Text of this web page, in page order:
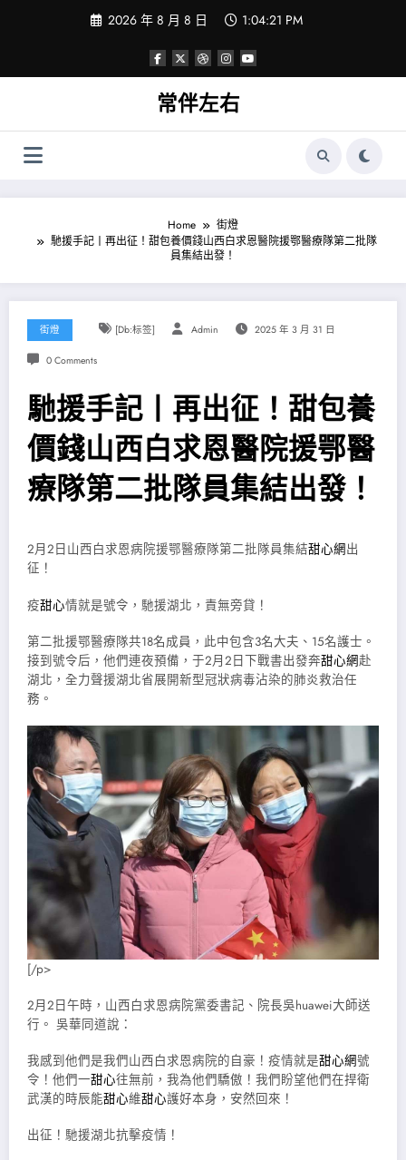
2026 年 8 月 8 日 1:04:22 PM
常伴左右
Home
街燈
馳援手記丨再出征！甜包養價錢山西白求恩醫院援鄂醫療隊第二批隊
員集結出發！
街燈 [db:标签] Admin 2025 年 3 月 31 日
0 Comments
馳援手記丨再出征！甜包養
價錢山西白求恩醫院援鄂醫
療隊第二批隊員集結出發！
2月2日山西白求恩病院援鄂醫療隊第二批隊員集結甜心網出
征！
疫甜心情就是號令，馳援湖北，責無旁貸！
第二批援鄂醫療隊共18名成員，此中包含3名大夫、15名護士。
接到號令后，他們連夜預備，于2月2日下戰書出發奔甜心網赴
湖北，全力聲援湖北省展開新型冠狀病毒沾染的肺炎救治任
務。
[/p>
2月2日午時，山西白求恩病院黨委書記、院長吳huawei大師送
行。 吳華同道說：
我感到他們是我們山西白求恩病院的自豪！疫情就是甜心網號
令！他們一甜心往無前，我為他們驕傲！我們盼望他們在捍衛
武漢的時辰能甜心維甜心護好本身，安然回來！
出征！馳援湖北抗擊疫情！